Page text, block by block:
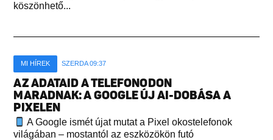
köszönhető...
MI HÍREK SZERDA 09:37
AZ ADATAID A TELEFONODON
MARADNAK: A GOOGLE ÚJ AI-DOBÁSA A
PIXELEN
A Google ismét újat mutat a Pixel okostelefonok
világában – mostantól az eszközökön futó